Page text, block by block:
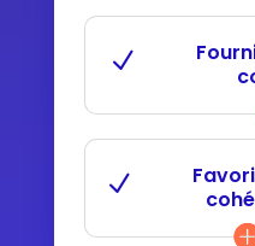
Contactez un expert